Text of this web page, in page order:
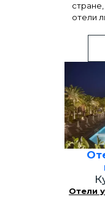
отели
Отели